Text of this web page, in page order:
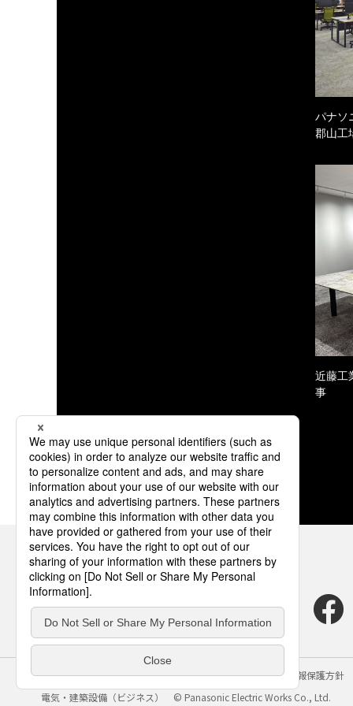
パナソ
郡山工
近藤工
事
サイトのご利用にあたって クッキーポリシー
個人情報保護方針
電気・建築設備（ビジネス）
© Panasonic Electric Works Co., Ltd.